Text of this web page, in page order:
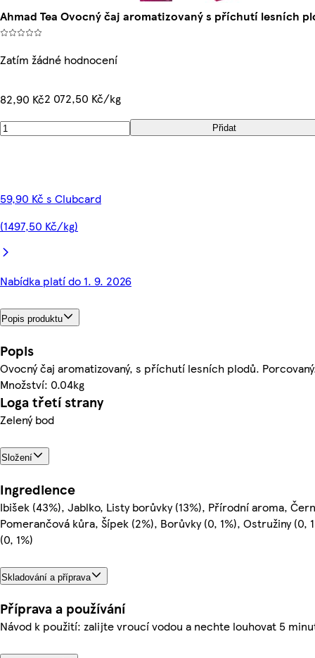
Ahmad Tea Ovocný čaj aromatizovaný s příchutí lesních
Zatím žádné hodnocení
82,90 Kč2 072,50 Kč/kg
Přidat
59,90 Kč s Clubcard
(1497,50 Kč/kg)
Nabídka platí do 1. 9. 2026
Popis produktu
Popis
Ovocný čaj aromatizovaný, s příchutí lesních plodů.
Množství: 0.04kg
Loga třetí strany
Zelený bod
Složení
Ingredience
Ibišek (43%), Jablko, Listy borůvky (13%), Přírodní aroma,
Pomerančová kůra, Šípek (2%), Borůvky (0, 1%), Ostružiny (0,
(0, 1%)
Skladování a příprava
Příprava a používání
Návod k použití: zalijte vroucí vodou a nechte louhovat 5